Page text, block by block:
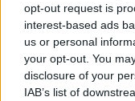
opt-out request is
interest-based ads
us or personal
your opt-out. You
disclosure of your
IAB’s list of
alexis tsipras
comisia
Financial Times